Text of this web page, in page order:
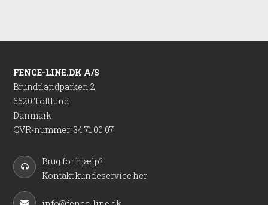
FENCE-LINE.DK A/S
Brundtlandparken 2
6520 Toftlund
Danmark
CVR-nummer: 34 71 00 07
Brug for hjælp?
Kontakt kundeservice her